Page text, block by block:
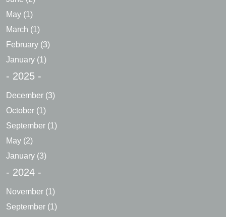
May (1)
March (1)
February (3)
January (1)
- 2025 -
December (3)
October (1)
September (1)
May (2)
January (3)
- 2024 -
November (1)
September (1)